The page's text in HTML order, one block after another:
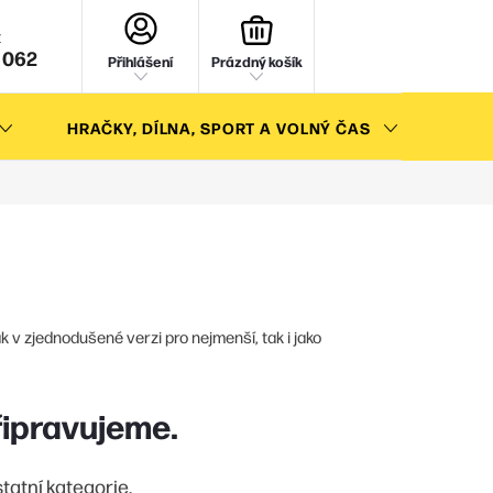
Přihlášení Prázdný košík
HRAČKY, DÍLNA, SPORT A VOLNÝ ČAS
v zjednodušené verzi pro nejmenší, tak i jako
kategorie.